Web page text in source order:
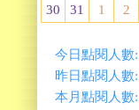
30
31 1 2
今日點閱人數:
昨日點閱人數:
本月點閱人數: